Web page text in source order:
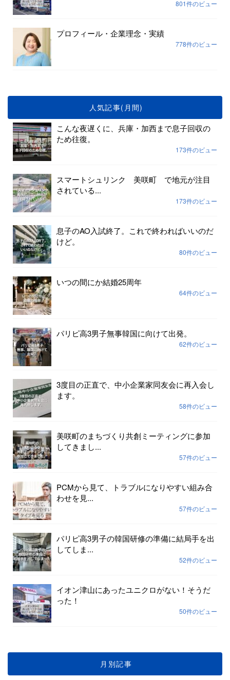
801件のビュー
プロフィール・企業理念・実績
778件のビュー
人気記事(月間)
こんな夜遅くに、兵庫・加西まで息子回収の
ため往復。
173件のビュー
スマートシュリンク 美咲町 で地元が注目
されている...
173件のビュー
息子のAO入試終了。これで終わればいいのだ
けど。
80件のビュー
いつの間にか結婚25周年
64件のビュー
パリピ高3男子無事韓国に向けて出発。
62件のビュー
3度目の正直で、中小企業家同友会に再入会し
ます。
58件のビュー
美咲町のまちづくり共創ミーティングに参加
してきまし...
57件のビュー
PCMから見て、トラブルになりやすい組み合
わせを見...
57件のビュー
パリピ高3男子の韓国研修の準備に結局手を出
してしま...
52件のビュー
イオン津山にあったユニクロがない！そうだ
った！
50件のビュー
月別記事